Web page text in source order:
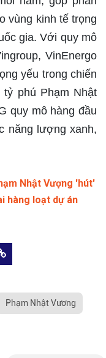
vùng kinh tế trọng
gia. Với quy mô
VinEnergo
yếu trong chiến
phú Phạm Nhật
quy mô hàng đầu
năng lượng xanh,
Nhật Vượng 'hút'
hàng loạt dự án
Phạm Nhật Vương